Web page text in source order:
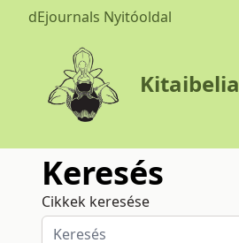
dEjournals Nyitóoldal
Kitaibelia
Keresés
Cikkek keresése